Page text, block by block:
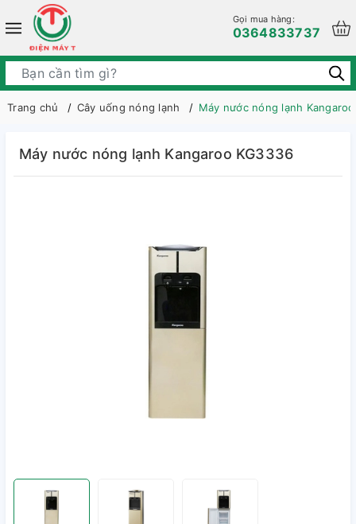
Gọi mua hàng:
0364833737
Trang chủ Cây uống nóng lạnh Máy nước nóng lạnh
Máy nước nóng lạnh Kangaroo KG3336